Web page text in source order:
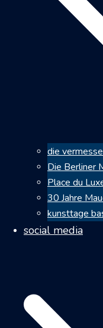
die
Die Berliner
Place du
30 Jahre
kunsttage
social media